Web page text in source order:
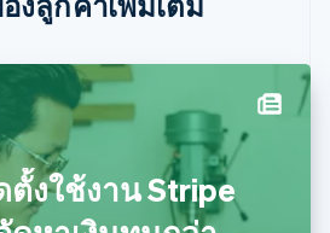
ตั้งใช้งาน Stripe